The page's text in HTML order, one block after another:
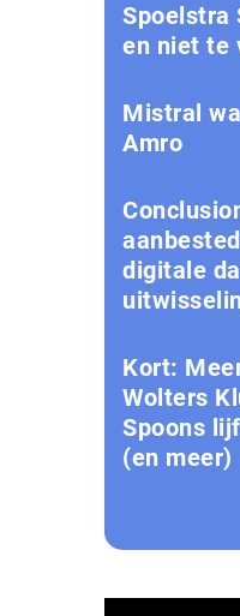
Spoelstra
en niet te
Mistral
Amro
digitale
Kort:
Wolters
Spoons
(en meer)